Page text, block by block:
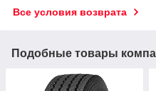
Все условия возврата
Подобные товары